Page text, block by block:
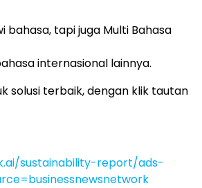
bahasa, tapi juga Multi Bahasa
internasional lainnya.
solusi terbaik, dengan klik tautan
sustainability-report/ads-